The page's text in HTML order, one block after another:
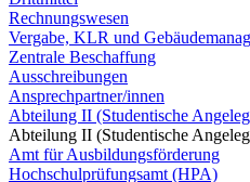
Rechnungswesen
Vergabe, KLR und
Zentrale Beschaffung
Ausschreibungen
Ansprechpartner/innen
Abteilung II (Studentische
Abteilung II (Studentische
Amt für Ausbildungsförderung
Hochschulprüfungsamt (HPA)